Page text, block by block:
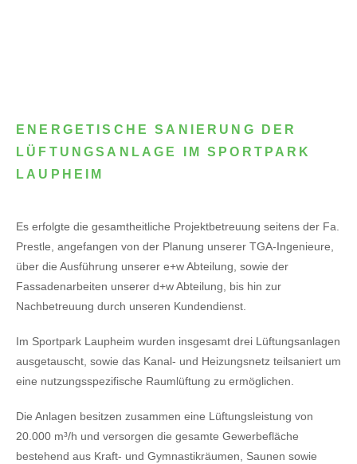
ENERGETISCHE SANIERUNG DER
LÜFTUNGSANLAGE IM SPORTPARK
LAUPHEIM
Es erfolgte die gesamtheitliche Projektbetreuung seitens der Fa.
Prestle, angefangen von der Planung unserer TGA-Ingenieure,
über die Ausführung unserer e+w Abteilung, sowie der
Fassadenarbeiten unserer d+w Abteilung, bis hin zur
Nachbetreuung durch unseren Kundendienst.
Im Sportpark Laupheim wurden insgesamt drei Lüftungsanlagen
ausgetauscht, sowie das Kanal- und Heizungsnetz teilsaniert um
eine nutzungsspezifische Raumlüftung zu ermöglichen.
Die Anlagen besitzen zusammen eine Lüftungsleistung von
20.000 m³/h und versorgen die gesamte Gewerbefläche
bestehend aus Kraft- und Gymnastikräumen, Saunen sowie